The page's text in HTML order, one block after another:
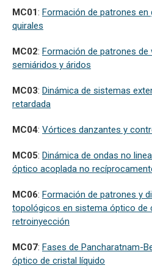
MC01: Formación de patrones
quirales
MC02: Formación de patrones de
semiáridos y áridos
MC03: Dinámica de sistemas
retardada
MC04: Vórtices danzantes y
MC05: Dinámica de ondas no
óptico acoplada no
MC06: Formación de patrones y
topológicos en sistema óptico de
retroinyección
MC07: Fases de Pancharatnam-
óptico de cristal líquido